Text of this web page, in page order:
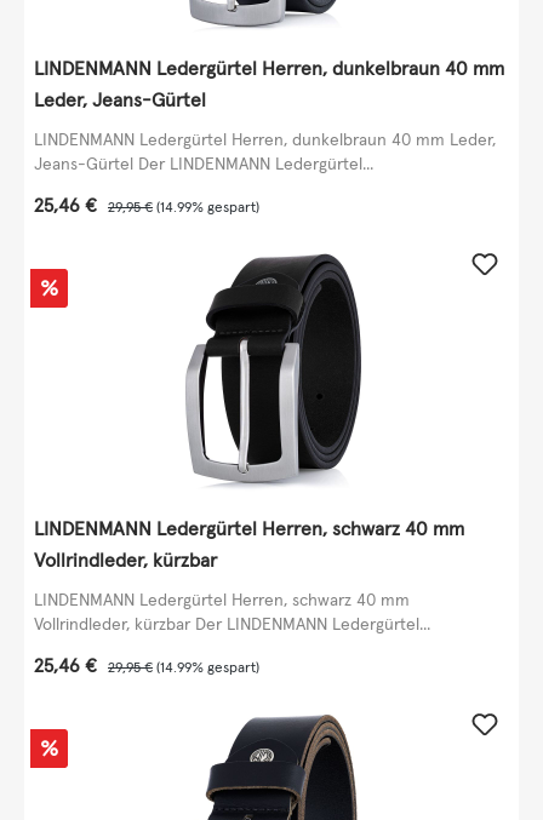
LINDENMANN Ledergürtel Herren, dunkelbraun 40 mm
Leder, Jeans-Gürtel
LINDENMANN Ledergürtel Herren, dunkelbraun 40 mm Leder,
Jeans-Gürtel Der LINDENMANN Ledergürtel...
Verkaufspreis:
25,46 € Regulärer Preis:
29,95 € (14.99% gespart)
Rabatt
%
LINDENMANN Ledergürtel Herren, schwarz 40 mm
Vollrindleder, kürzbar
LINDENMANN Ledergürtel Herren, schwarz 40 mm
Vollrindleder, kürzbar Der LINDENMANN Ledergürtel...
Verkaufspreis:
25,46 € Regulärer Preis:
29,95 € (14.99% gespart)
Rabatt
%